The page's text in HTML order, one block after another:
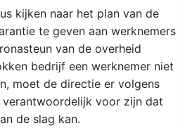
kijken naar het plan van de
te geven aan werknemers
van de overheid
bedrijf een werknemer niet
moet de directie er volgens
verantwoordelijk voor zijn dat
de slag kan.